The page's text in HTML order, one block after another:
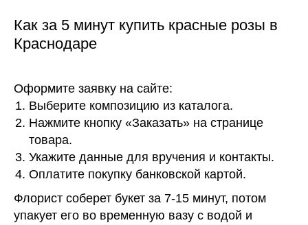
Как за 5 минут купить красные розы в
Краснодаре
Оформите заявку на сайте:
Выберите композицию из каталога.
Нажмите кнопку «Заказать» на странице
товара.
Укажите данные для вручения и контакты.
Оплатите покупку банковской картой.
Флорист соберет букет за 7-15 минут, потом
упакует его во временную вазу с водой и